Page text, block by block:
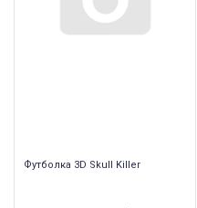
Футболка 3D Skull Killer